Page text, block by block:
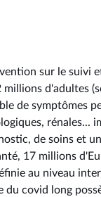
sur le suivi
millions d'adultes
de symptômes
rénales...
de soins et
17 millions
au niveau
du covid long